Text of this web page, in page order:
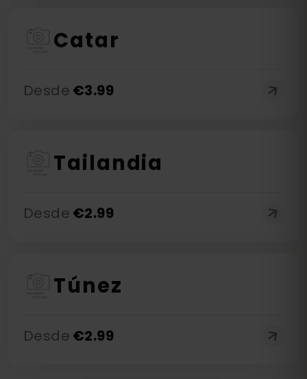
Catar
Desde €3.99
Tailandia
Desde €2.99
Túnez
Desde €2.99